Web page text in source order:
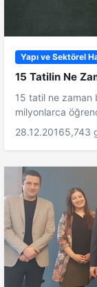
Yapı ve Sektörel
15 Tatilin Ne
15 tatil ne zaman
milyonlarca
28.12.20165,743